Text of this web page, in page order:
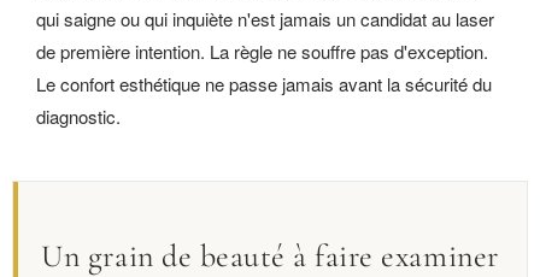
qui saigne ou qui inquiète n'est jamais un candidat au laser
de première intention. La règle ne souffre pas d'exception.
Le confort esthétique ne passe jamais avant la sécurité du
diagnostic.
Un grain de beauté à faire examiner